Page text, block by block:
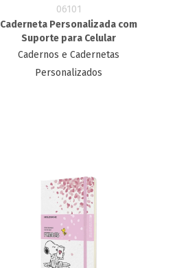
06101
Caderneta Personalizada com
Suporte para Celular
Cadernos e Cadernetas
Personalizados